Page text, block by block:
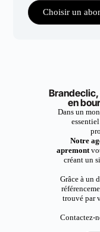
Choisir un
en
Dans un
Notre
apremont
créant un
Grâce à un
trouvé par
Contactez-